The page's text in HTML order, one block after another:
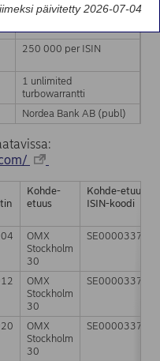
OMX Stockholm 30 -
indeksi
250 000 per ISIN
1 unlimited
turbowarrantti
Nordea Bank AB (publ)
Kohde-
etuus
Kohde-etuuden
ISIN-koodi
OMX
Stockholm
30
OMX
Stockholm
30
OMX
Stockholm
30
päivitetty 2026-07-04